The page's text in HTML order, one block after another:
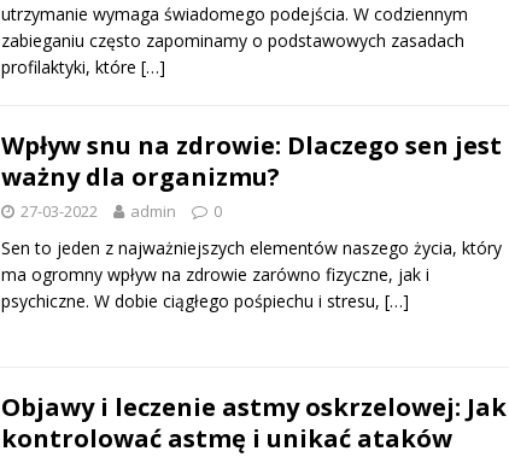
utrzymanie wymaga świadomego podejścia. W codziennym
zabieganiu często zapominamy o podstawowych zasadach
profilaktyki, które […]
Wpływ snu na zdrowie: Dlaczego sen jest
ważny dla organizmu?
27-03-2022 admin 0
Sen to jeden z najważniejszych elementów naszego życia, który
ma ogromny wpływ na zdrowie zarówno fizyczne, jak i
psychiczne. W dobie ciągłego pośpiechu i stresu, […]
Objawy i leczenie astmy oskrzelowej: Jak
kontrolować astmę i unikać ataków